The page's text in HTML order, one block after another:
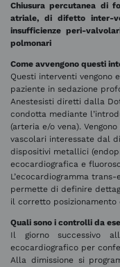
Chiusura percutanea di
atriale, di difetto inter-
insufficienze peri-
polmonari
Come avvengono questi
Questi interventi vengono
paziente in sedazione
Anestesisti diretti dalla
condotta mediante
(arteria e/o vena).
vascolari interessate dal
dispositivi metallici
ecocardiografica e
L’ecocardiogramma
permette di definire
il corretto posizionamento
Quali sono i controlli da
Il giorno successivo
ecocardiografico per
Alla dimissione si